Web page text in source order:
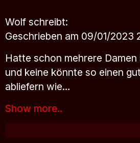
Wolf schreibt:
Geschrieben am 09/01/2023
Hatte schon mehrere Damen
und keine könnte so einen
abliefern wie…
Show more..